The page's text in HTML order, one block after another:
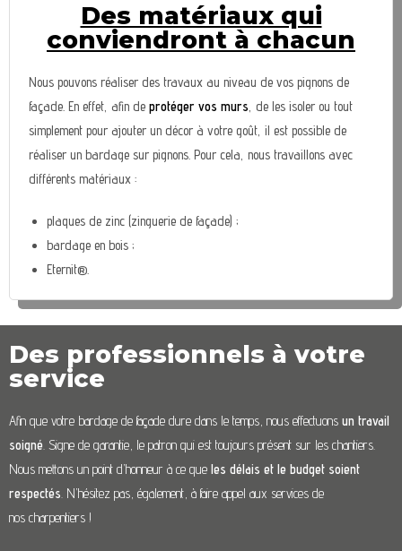
Des matériaux qui
conviendront à chacun
Nous pouvons réaliser des travaux au niveau de vos pignons de
façade. En effet, afin deprotéger vos murs , de les isoler ou tout
simplement pour ajouter un décor à votre goût, il est possible de
réaliser un bardage sur pignons. Pour cela, nous travaillons avec
différents matériaux :
plaques de zinc (zinguerie de façade) ;
bardage en bois ;
Eternit®.
Des professionnels à votre
service
Afin que votre bardage de façade dure dans le temps, nous effectuons un travail
soigné . Signe de garantie, le patron qui est toujours présent sur les chantiers.
Nous mettons un point d’honneur à ce que les délais et le budget soient
respectés . N’hésitez pas, également, à faire appel aux services de
nos charpentiers !